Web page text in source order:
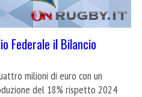
Federale il Bilancio
milioni di euro con un
del 18% rispetto 2024